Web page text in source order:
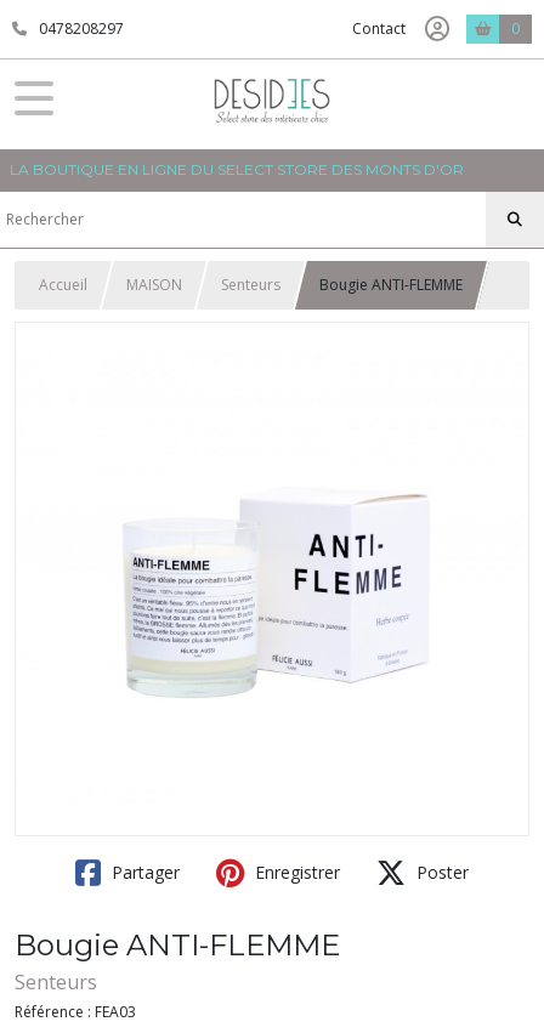
0478208297 Contact 0
LA BOUTIQUE EN LIGNE DU SELECT STORE DES MONTS D'OR
Accueil MAISON Senteurs Bougie ANTI-FLEMME
Partager Enregistrer Poster
Bougie ANTI-FLEMME
Senteurs
Référence : FEA03